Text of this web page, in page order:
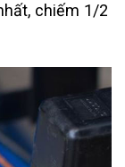
chiếm 1/2